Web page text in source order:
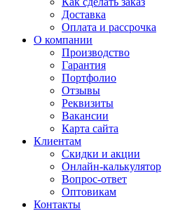
Доставка
Оплата и рассрочка
О компании
Производство
Гарантия
Портфолио
Отзывы
Реквизиты
Вакансии
Карта сайта
Клиентам
Скидки и акции
Онлайн-калькулятор
Вопрос-ответ
Оптовикам
Контакты